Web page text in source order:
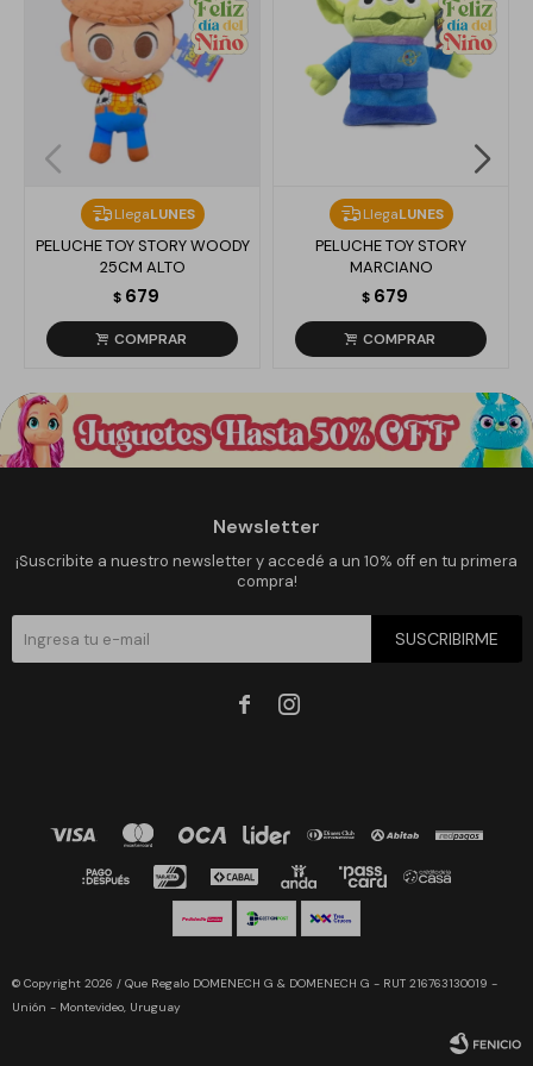
LlegaLUNES
PELUCHE TOY STORY WOODY
25CM ALTO
$ 679
LlegaLUNES
PELUCHE TOY STORY
MARCIANO
$ 679
Newsletter
¡Suscribite a nuestro newsletter y accedé a un 10% off en tu primera
compra!
SUSCRIBIRME
 
© Copyright 2026 / Que Regalo DOMENECH G & DOMENECH G - RUT 216763130019 -
Unión - Montevideo, Uruguay